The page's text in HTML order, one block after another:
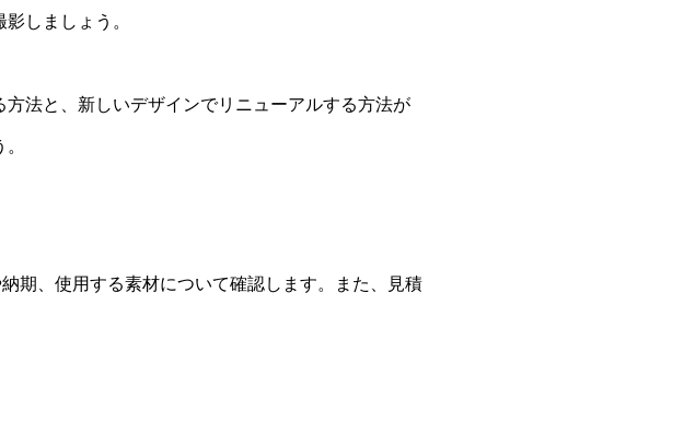
しましょう。
法と、新しいデザインでリニューアルする方法が
期、使用する素材について確認します。また、見積